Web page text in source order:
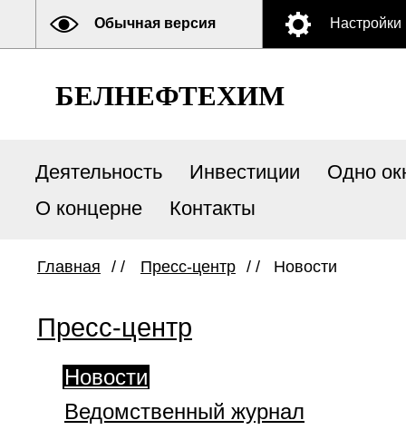
Обычная версия Настройки
БЕЛНЕФТЕХИМ
Деятельность Инвестиции
Одно
О концерне
Контакты
Главная / / Пресс-центр / / Новости
Пресс-центр
Новости
Ведомственный журнал